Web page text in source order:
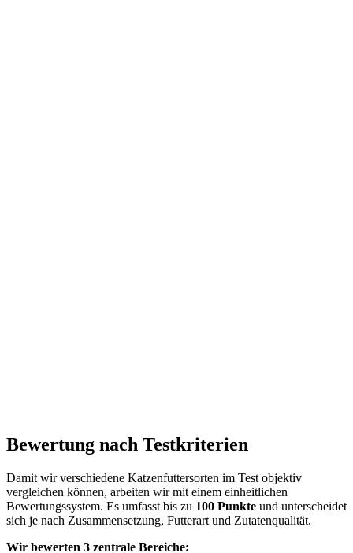
Bewertung nach Testkriterien
Damit wir verschiedene Katzenfuttersorten im Test objektiv
vergleichen können, arbeiten wir mit einem einheitlichen
Bewertungssystem. Es umfasst bis zu 100 Punkte und unterscheidet
sich je nach Zusammensetzung, Futterart und Zutatenqualität.
Wir bewerten 3 zentrale Bereiche: